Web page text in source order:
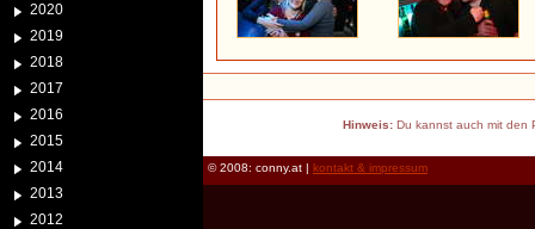
2020
2019
2018
2017
2016
2015
2014
2013
2012
Hinweis:Du kannst auch mit den
© 2008: conny.at | kontakt & impressum